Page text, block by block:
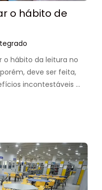
o hábito de
o hábito da leitura no
deve ser feita,
incontestáveis …